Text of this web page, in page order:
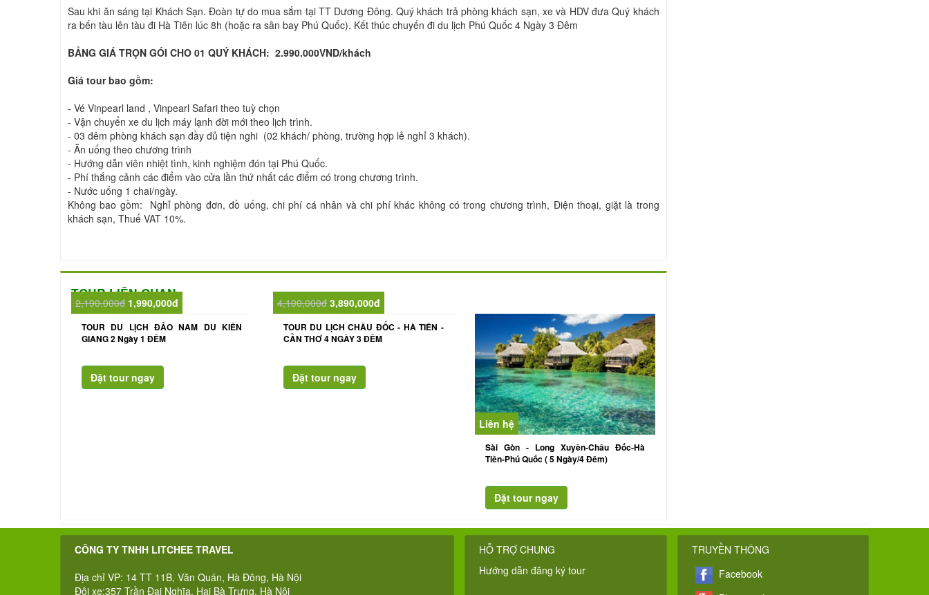
Sau khi ăn sáng tại Khách Sạn. Đoàn tự do mua sắm tại TT Dương Đông. Quý khách trả phòng khách sạn, xe và HDV đưa Quý khách
ra bến tàu lên tàu đi Hà Tiên lúc 8h (hoặc ra sân bay Phú Quốc). Kết thúc chuyến đi du lịch Phú Quốc 4 Ngày 3 Đêm
BẢNG GIÁ TRỌN GÓI CHO 01 QUÝ KHÁCH: 2.990.000VND/khách
Giá tour bao gồm:
- Vé Vinpearl land , Vinpearl Safari theo tuỳ chọn
- Vận chuyển xe du lịch máy lạnh đời mới theo lịch trình.
- 03 đêm phòng khách sạn đầy đủ tiện nghi (02 khách/ phòng, trường hợp lẻ nghỉ 3 khách).
- Ăn uống theo chương trình
- Hướng dẫn viên nhiệt tình, kinh nghiệm đón tại Phú Quốc.
- Phí thắng cảnh các điểm vào cửa lần thứ nhất các điểm có trong chương trình.
- Nước uống 1 chai/ngày.
Không bao gồm: Nghỉ phòng đơn, đồ uống, chi phí cá nhân và chi phí khác không có trong chương trình, Điện thoại, giặt là trong
khách sạn, Thuế VAT 10%.
TOUR LIÊN QUAN
2,190,000đ 1,990,000đ
TOUR DU LỊCH ĐẢO NAM DU KIÊN
GIANG 2 Ngày 1 ĐÊM
4,100,000đ 3,890,000đ
TOUR DU LỊCH CHÂU ĐỐC - HÀ TIÊN -
CẦN THƠ 4 NGÀY 3 ĐÊM
Liên hệ
Sài Gòn - Long Xuyên-Châu Đốc-Hà
Tiên-Phú Quốc ( 5 Ngày/4 Đêm)
CÔNG TY TNHH LITCHEE TRAVEL
Địa chỉ VP: 14 TT 11B, Văn Quán, Hà Đông, Hà Nội
Đội xe:357 Trần Đại Nghĩa, Hai Bà Trưng, Hà Nội
HỖ TRỢ CHUNG
Hướng dẫn đăng ký tour
TRUYỀN THÔNG
Facebook